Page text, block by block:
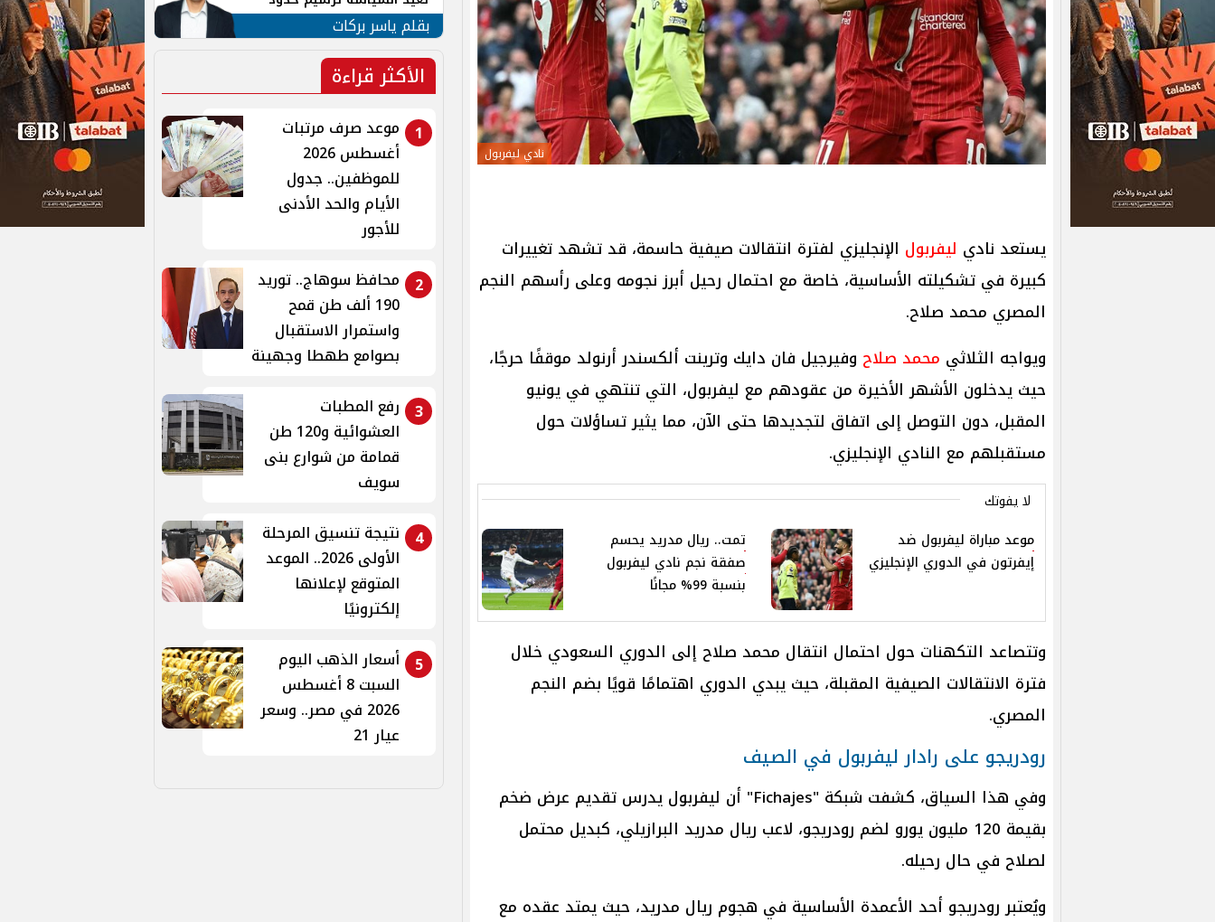
نادي ليفربول
يستعد نادي ليفربول الإنجليزي لفترة انتقالات صيفية حاسمة، قد تشهد تغييرات
كبيرة في تشكيلته الأساسية، خاصة مع احتمال رحيل أبرز نجومه وعلى رأسهم النجم
المصري محمد صلاح.
ويواجه الثلاثي محمد صلاح وفيرجيل فان دايك وترينت ألكسندر أرنولد موقفًا حرجًا،
حيث يدخلون الأشهر الأخيرة من عقودهم مع ليفربول، التي تنتهي في يونيو
المقبل، دون التوصل إلى اتفاق لتجديدها حتى الآن، مما يثير تساؤلات حول
مستقبلهم مع النادي الإنجليزي.
لا يفوتك
موعد مباراة ليفربول ضد
إيفرتون في الدوري الإنجليزي
تمت.. ريال مدريد يحسم
صفقة نجم نادي ليفربول
بنسبة 99% مجانًا
وتتصاعد التكهنات حول احتمال انتقال محمد صلاح إلى الدوري السعودي خلال
فترة الانتقالات الصيفية المقبلة، حيث يبدي الدوري اهتمامًا قويًا بضم النجم
المصري.
رودريجو على رادار ليفربول في الصيف
وفي هذا السياق، كشفت شبكة "Fichajes" أن ليفربول يدرس تقديم عرض ضخم
بقيمة 120 مليون يورو لضم رودريجو، لاعب ريال مدريد البرازيلي، كبديل محتمل
لصلاح في حال رحيله.
ويُعتبر رودريجو أحد الأعمدة الأساسية في هجوم ريال مدريد، حيث يمتد عقده مع
الأمن القومي العربي
بقلم ياسر بركات
الأكثر قراءة
1
موعد صرف مرتبات
أغسطس 2026
للموظفين.. جدول
الأيام والحد الأدنى
للأجور
2
محافظ سوهاج.. توريد
190 ألف طن قمح
واستمرار الاستقبال
بصوامع طهطا وجهينة
3 رفع المطبات
العشوائية و120 طن
قمامة من شوارع بنى
سويف
4
نتيجة تنسيق المرحلة
الأولى 2026.. الموعد
المتوقع لإعلانها
إلكترونيًا
5
أسعار الذهب اليوم
السبت 8 أغسطس
2026 في مصر.. وسعر
عيار 21